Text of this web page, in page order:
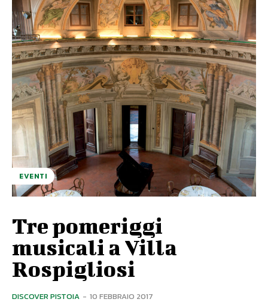
EVENTI
Tre pomeriggi
musicali a Villa
Rospigliosi
DISCOVER PISTOIA - 10 FEBBRAIO 2017